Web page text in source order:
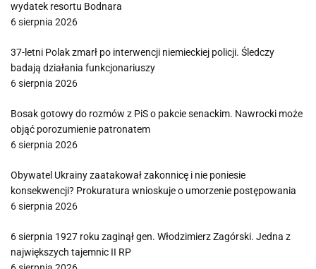
wydatek resortu Bodnara
6 sierpnia 2026
37-letni Polak zmarł po interwencji niemieckiej policji. Śledczy
badają działania funkcjonariuszy
6 sierpnia 2026
Bosak gotowy do rozmów z PiS o pakcie senackim. Nawrocki może
objąć porozumienie patronatem
6 sierpnia 2026
Obywatel Ukrainy zaatakował zakonnicę i nie poniesie
konsekwencji? Prokuratura wnioskuje o umorzenie postępowania
6 sierpnia 2026
6 sierpnia 1927 roku zaginął gen. Włodzimierz Zagórski. Jedna z
największych tajemnic II RP